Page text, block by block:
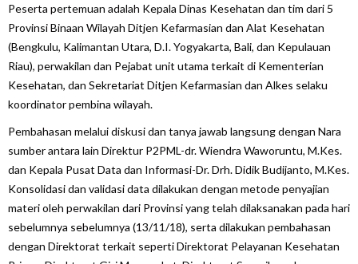
Peserta pertemuan adalah Kepala Dinas Kesehatan dan tim dari 5
Provinsi Binaan Wilayah Ditjen Kefarmasian dan Alat Kesehatan
(Bengkulu, Kalimantan Utara, D.I. Yogyakarta, Bali, dan Kepulauan
Riau), perwakilan dan Pejabat unit utama terkait di Kementerian
Kesehatan, dan Sekretariat Ditjen Kefarmasian dan Alkes selaku
koordinator pembina wilayah.
Pembahasan melalui diskusi dan tanya jawab langsung dengan Nara
sumber antara lain Direktur P2PML-dr. Wiendra Waworuntu, M.Kes.
dan Kepala Pusat Data dan Informasi-Dr. Drh. Didik Budijanto, M.Kes.
Konsolidasi dan validasi data dilakukan dengan metode penyajian
materi oleh perwakilan dari Provinsi yang telah dilaksanakan pada hari
sebelumnya sebelumnya (13/11/18), serta dilakukan pembahasan
dengan Direktorat terkait seperti Direktorat Pelayanan Kesehatan